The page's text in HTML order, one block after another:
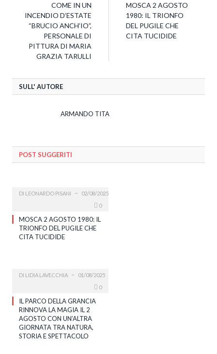
COME IN UN
INCENDIO D’ESTATE
“BRUCIO ANCH’IO”,
PERSONALE DI
PITTURA DI MARIA
GRAZIA TARULLI
MOSCA 2 AGOSTO
1980: IL TRIONFO
DEL PUGILE CHE
CITA TUCIDIDE
SULL' AUTORE
ARMANDO TITA
POST SUGGERITI
DI LEONARDO PISANI
02/08/2025
0
MOSCA 2 AGOSTO 1980: IL
TRIONFO DEL PUGILE CHE
CITA TUCIDIDE
DI LIDIA LAVECCHIA
01/08/2025
0
IL PARCO DELLA GRANCIA
RINNOVA LA MAGIA IL 2
AGOSTO CON UN’ALTRA
GIORNATA TRA NATURA,
STORIA E SPETTACOLO